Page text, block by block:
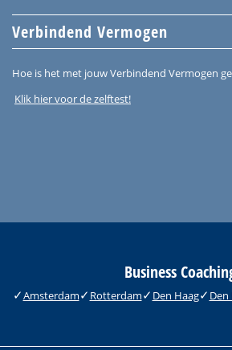
Verbindend Vermogen
Hoe is het met jouw Verbindend Vermogen
Klik hier voor de zelftest!
Business
Amsterdam Rotterdam Den Haag Den